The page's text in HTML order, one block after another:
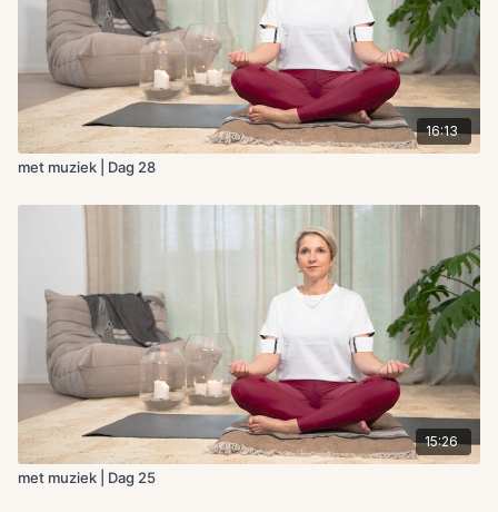
16:13
met muziek | Dag 28
15:26
met muziek | Dag 25